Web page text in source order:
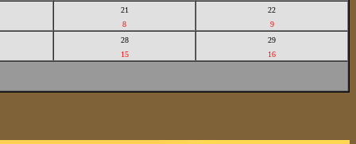
21
8
22
9
28
15
29
16